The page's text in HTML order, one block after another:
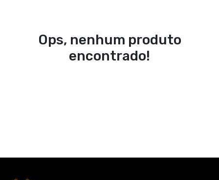
Ops, nenhum produto
encontrado!